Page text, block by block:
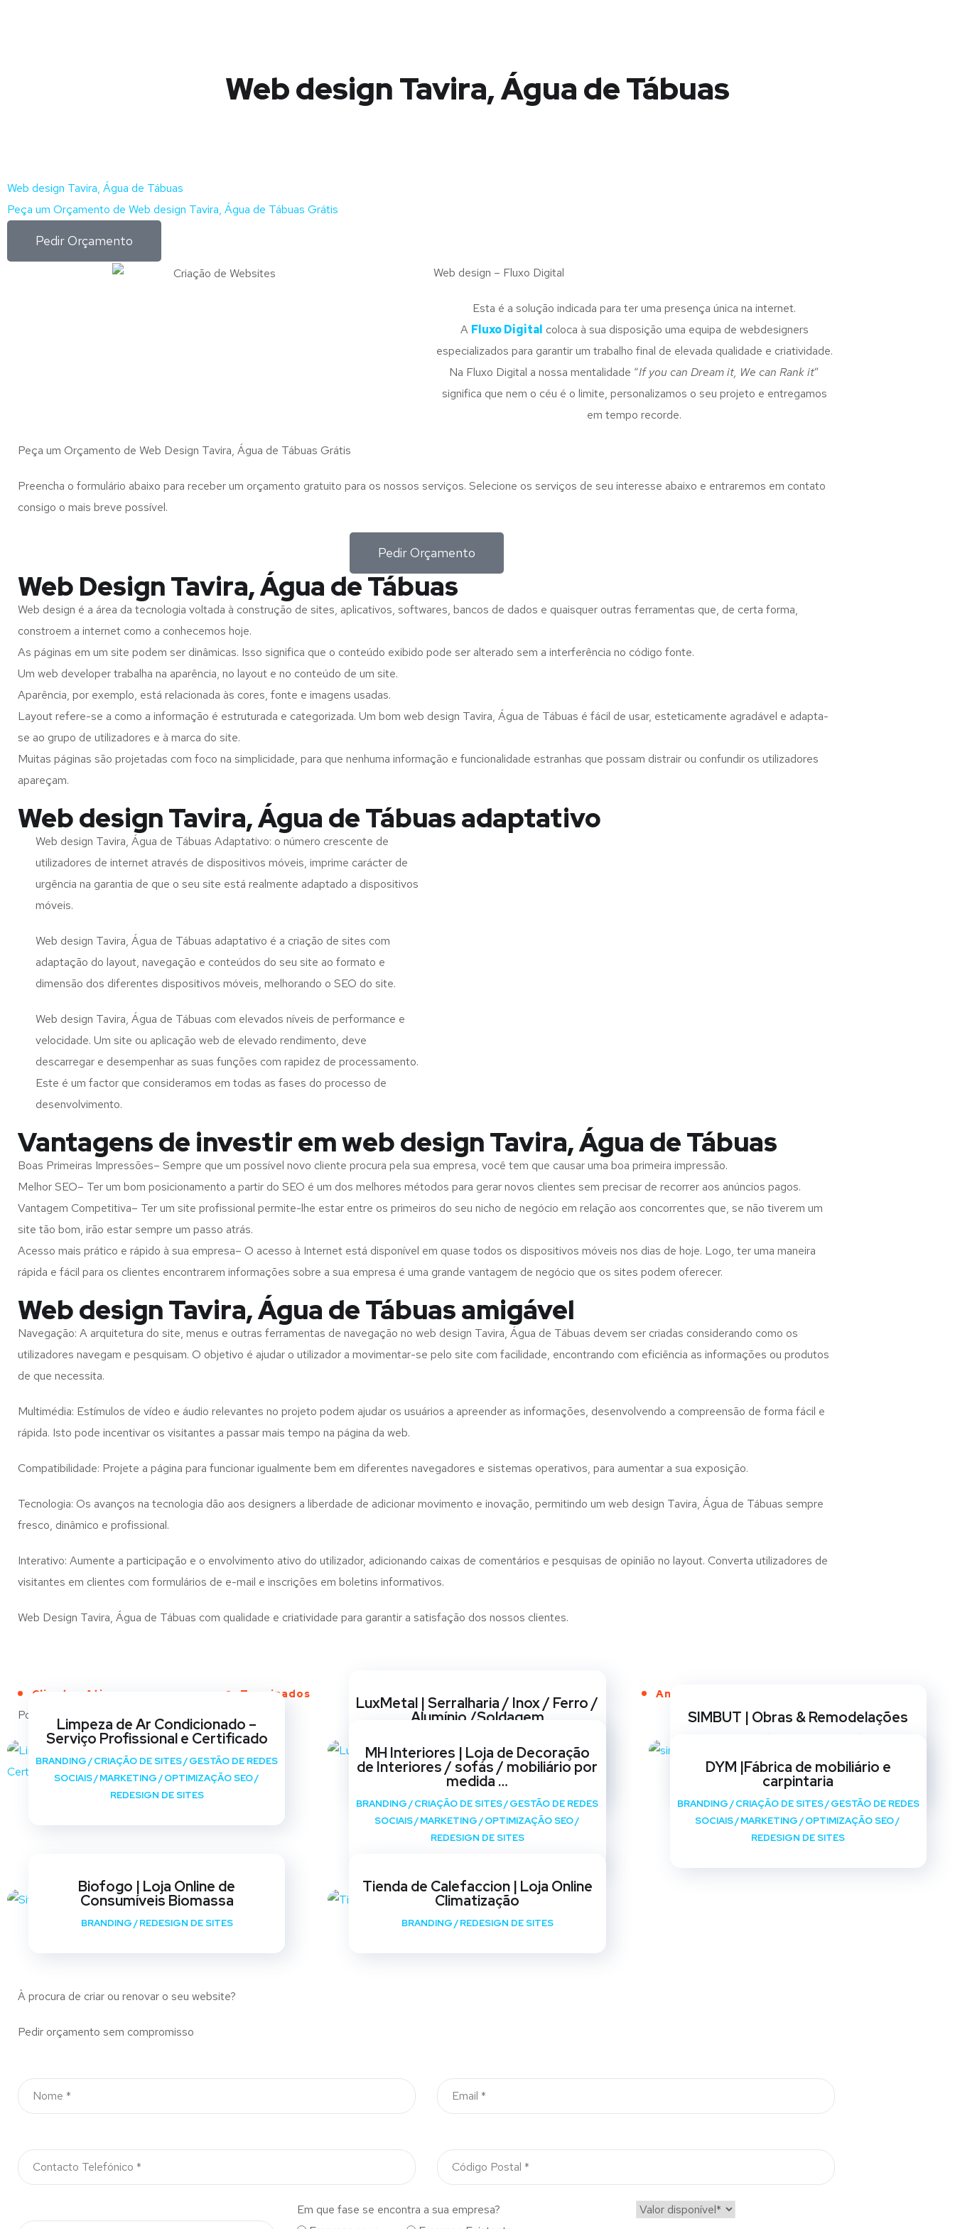
Web design Tavira, Água de Tábuas
Web design Tavira, Água de Tábuas
Peça um Orçamento de Web design Tavira, Água de Tábuas Grátis
Pedir Orçamento
Web design – Fluxo Digital
Esta é a solução indicada para ter uma presença única na internet.
A Fluxo Digital coloca à sua disposição uma equipa de webdesigners
especializados para garantir um trabalho final de elevada qualidade e criatividade.
Na Fluxo Digital a nossa mentalidade “If you can Dream it, We can Rank it”
significa que nem o céu é o limite, personalizamos o seu projeto e entregamos
em tempo recorde.
Peça um Orçamento de Web Design Tavira, Água de Tábuas Grátis
Preencha o formulário abaixo para receber um orçamento gratuito para os nossos serviços. Selecione os serviços de seu interesse abaixo e entraremos em contato
consigo o mais breve possível.
Pedir Orçamento
Web Design Tavira, Água de Tábuas
Web design é a área da tecnologia voltada à construção de sites, aplicativos, softwares, bancos de dados e quaisquer outras ferramentas que, de certa forma,
constroem a internet como a conhecemos hoje.
As páginas em um site podem ser dinâmicas. Isso significa que o conteúdo exibido pode ser alterado sem a interferência no código fonte.
Um web developer trabalha na aparência, no layout e no conteúdo de um site.
Aparência, por exemplo, está relacionada às cores, fonte e imagens usadas.
Layout refere-se a como a informação é estruturada e categorizada. Um bom web design Tavira, Água de Tábuas é fácil de usar, esteticamente agradável e adapta-
se ao grupo de utilizadores e à marca do site.
Muitas páginas são projetadas com foco na simplicidade, para que nenhuma informação e funcionalidade estranhas que possam distrair ou confundir os utilizadores
apareçam.
Web design Tavira, Água de Tábuas adaptativo
Web design Tavira, Água de Tábuas Adaptativo: o número crescente de
utilizadores de internet através de dispositivos móveis, imprime carácter de
urgência na garantia de que o seu site está realmente adaptado a dispositivos
móveis.
Web design Tavira, Água de Tábuas adaptativo é a criação de sites com
adaptação do layout, navegação e conteúdos do seu site ao formato e
dimensão dos diferentes dispositivos móveis, melhorando o SEO do site.
Web design Tavira, Água de Tábuas com elevados níveis de performance e
velocidade. Um site ou aplicação web de elevado rendimento, deve
descarregar e desempenhar as suas funções com rapidez de processamento.
Este é um factor que consideramos em todas as fases do processo de
desenvolvimento.
Vantagens de investir em web design Tavira, Água de Tábuas
Boas Primeiras Impressões– Sempre que um possível novo cliente procura pela sua empresa, você tem que causar uma boa primeira impressão.
Melhor SEO– Ter um bom posicionamento a partir do SEO é um dos melhores métodos para gerar novos clientes sem precisar de recorrer aos anúncios pagos.
Vantagem Competitiva– Ter um site profissional permite-lhe estar entre os primeiros do seu nicho de negócio em relação aos concorrentes que, se não tiverem um
site tão bom, irão estar sempre um passo atrás.
Acesso mais prático e rápido à sua empresa– O acesso à Internet está disponível em quase todos os dispositivos móveis nos dias de hoje. Logo, ter uma maneira
rápida e fácil para os clientes encontrarem informações sobre a sua empresa é uma grande vantagem de negócio que os sites podem oferecer.
Web design Tavira, Água de Tábuas amigável
Navegação: A arquitetura do site, menus e outras ferramentas de navegação no web design Tavira, Água de Tábuas devem ser criadas considerando como os
utilizadores navegam e pesquisam. O objetivo é ajudar o utilizador a movimentar-se pelo site com facilidade, encontrando com eficiência as informações ou produtos
de que necessita.
Multimédia: Estímulos de vídeo e áudio relevantes no projeto podem ajudar os usuários a apreender as informações, desenvolvendo a compreensão de forma fácil e
rápida. Isto pode incentivar os visitantes a passar mais tempo na página da web.
Compatibilidade: Projete a página para funcionar igualmente bem em diferentes navegadores e sistemas operativos, para aumentar a sua exposição.
Tecnologia: Os avanços na tecnologia dão aos designers a liberdade de adicionar movimento e inovação, permitindo um web design Tavira, Água de Tábuas sempre
fresco, dinâmico e profissional.
Interativo: Aumente a participação e o envolvimento ativo do utilizador, adicionando caixas de comentários e pesquisas de opinião no layout. Converta utilizadores de
visitantes em clientes com formulários de e-mail e inscrições em boletins informativos.
Web Design Tavira, Água de Tábuas com qualidade e criatividade para garantir a satisfação dos nossos clientes.
Clientes Ativos Terminados Anos de Serviço
Portfólio
Limpeza de Ar Condicionado –
Serviço Profissional e Certificado
BRANDING/CRIAÇÃO DE SITES/GESTÃO DE REDES
SOCIAIS/MARKETING/OPTIMIZAÇÃO SEO/
REDESIGN DE SITES
LuxMetal | Serralharia / Inox / Ferro /
Alumínio /Soldagem
SOCIAIS/ MARKETING/OPTIMIZAÇÃO SEO/
REDESIGN DE SITES
SIMBUT | Obras & Remodelações
REDESIGN DE SITES
MH Interiores | Loja de Decoração
de Interiores / sofás / mobiliário por
medida …
BRANDING /CRIAÇÃO DE SITES/GESTÃO DE REDES
SOCIAIS/MARKETING/OPTIMIZAÇÃO SEO/
REDESIGN DE SITES
DYM |Fábrica de mobiliário e
carpintaria
BRANDING/CRIAÇÃO DE SITES/GESTÃO DE REDES
SOCIAIS/MARKETING/OPTIMIZAÇÃO SEO/
REDESIGN DE SITES
Biofogo | Loja Online de
Consumíveis Biomassa
BRANDING/REDESIGN DE SITES
Tienda de Calefaccion | Loja Online
Climatização
BRANDING/REDESIGN DE SITES
À procura de criar ou renovar o seu website?
Pedir orçamento sem compromisso
Em que fase se encontra a sua empresa?